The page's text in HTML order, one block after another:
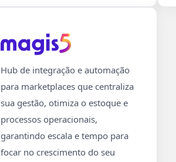
Hub de integração e automação
para marketplaces que centraliza
sua gestão, otimiza o estoque e
processos operacionais,
garantindo escala e tempo para
focar no crescimento do seu